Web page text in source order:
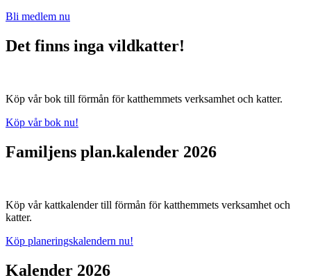
Bli medlem nu
Det finns inga vildkatter!
Köp vår bok till förmån för katthemmets verksamhet och katter.
Köp vår bok nu!
Familjens plan.kalender 2026
Köp vår kattkalender till förmån för katthemmets verksamhet och
katter.
Köp planeringskalendern nu!
Kalender 2026